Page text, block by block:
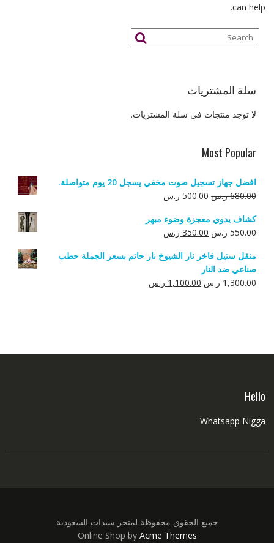
can help.
سلة المشتريات
لا توجد منتجات في سلة المشتريات.
Most Popular
افضل جهاز تسجيل صوت مخفي يسجل 20 يوم متواصلة.
680.00 ر.س السعر
هو:
680.00 ر.س.
500.00 ر.سالسعر
هو:
500.00 ر.س.
كشاف يدوي معجزة وضوء مبهر
550.00 ر.س السعر
هو:
550.00 ر.س.
350.00 ر.سالسعر
هو:
منقل ستيل فاخر نار الشيوخ نار حاتم بسعر الجملة حطب
صناعي ضد النار
1,300.00 ر.س السعر
1,100.00 ر.سالسعر
Hello
Whatsapp Nigga
جميع الحقوق محفوظة لمتجر سيدات السعودية
Online Shop by Acme Themes